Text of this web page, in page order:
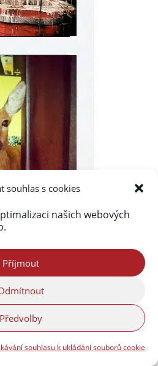
souhlas s cookies
našich webových
Příjmout
Předvolby
souhlasu k ukládání souborů cookie